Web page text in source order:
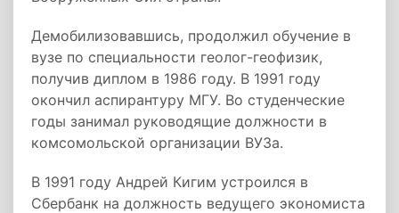
Демобилизовавшись, продолжил обучение в
вузе по специальности геолог-геофизик,
получив диплом в 1986 году. В 1991 году
окончил аспирантуру МГУ. Во студенческие
годы занимал руководящие должности в
комсомольской организации ВУЗа.
В 1991 году Андрей Кигим устроился в
Сбербанк на должность ведущего экономиста